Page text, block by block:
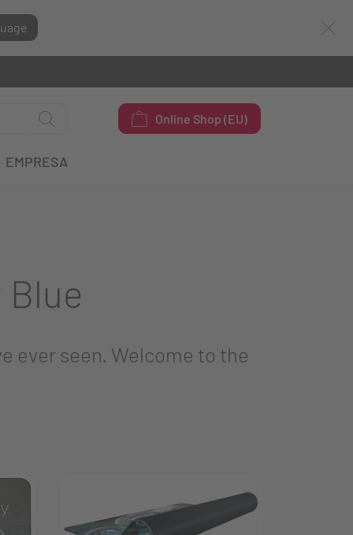
Online Shop (EU)
EMPRESA
Blue
ever seen. Welcome to the